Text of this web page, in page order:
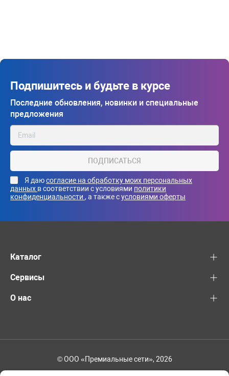
Подпишитесь и будьте в курсе
Последние обновления, новинки и специальные
предложения
ПОДПИСАТЬСЯ
Я даюсогласие на обработку моих персональных
данных в соответствии с условиями политики
конфиденциальности , а также сусловиями оферты
Каталог
Сервисы
О нас
© ООО «Премиальные сети», 2026